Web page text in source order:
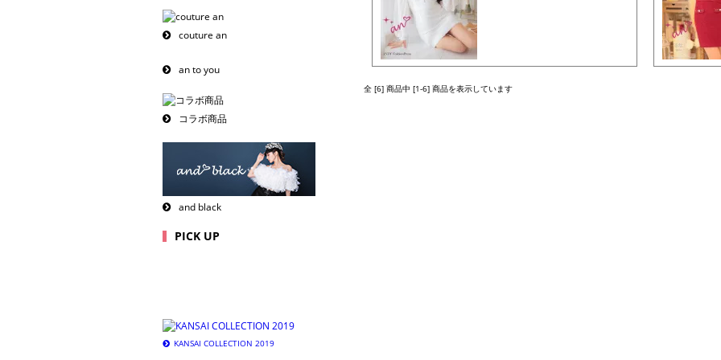
couture an
an to you
コラボ商品
and black
PICK UP
KANSAI COLLECTION 2019
全 [6] 商品中 [1-6] 商品を表示しています